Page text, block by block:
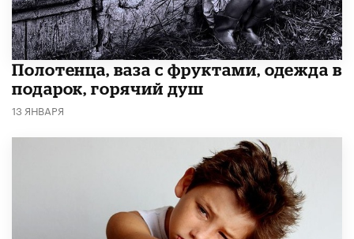
Полотенца, ваза с фруктами, одежда в
подарок, горячий душ
13 ЯНВАРЯ